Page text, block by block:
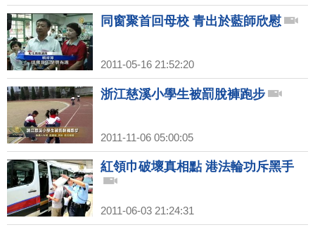
同窗聚首回母校 青出於藍師欣慰
2011-05-16 21:52:20
浙江慈溪小學生被罰脫褲跑步
2011-11-06 05:00:05
紅領巾破壞真相點 港法輪功斥黑手
2011-06-03 21:24:31